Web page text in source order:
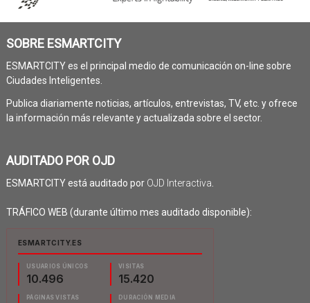
SOBRE ESMARTCITY
ESMARTCITY es el principal medio de comunicación on-line sobre
Ciudades Inteligentes.
Publica diariamente noticias, artículos, entrevistas, TV, etc. y ofrece
la información más relevante y actualizada sobre el sector.
AUDITADO POR OJD
ESMARTCITY está auditado por OJD Interactiva.
TRÁFICO WEB (durante último mes auditado disponible):